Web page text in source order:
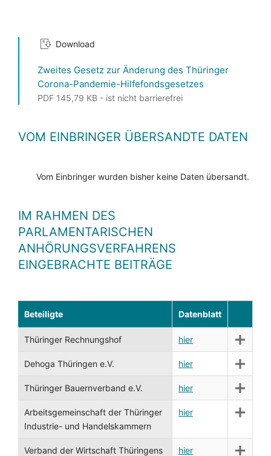
Download
Zweites Gesetz zur Änderung des Thüringer
Corona-Pandemie-Hilfefondsgesetzes
PDF 145,79 KB - ist nicht barrierefrei
VOM EINBRINGER ÜBERSANDTE DATEN
Vom Einbringer wurden bisher keine Daten übersandt.
IM RAHMEN DES
PARLAMENTARISCHEN
ANHÖRUNGSVERFAHRENS
EINGEBRACHTE BEITRÄGE
Beteiligte Datenblatt
Thüringer Rechnungshof hier
Dehoga Thüringen e.V. hier
Thüringer Bauernverband e.V. hier
Arbeitsgemeinschaft der Thüringer
Industrie- und Handelskammern
hier
Verband der Wirtschaft Thüringens
hier